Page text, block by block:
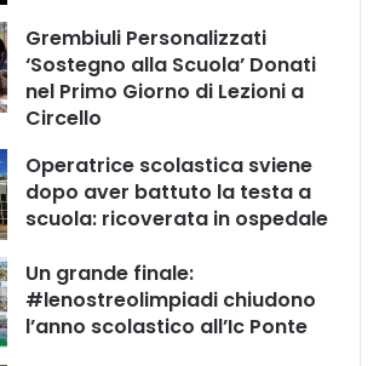
Grembiuli Personalizzati
‘Sostegno alla Scuola’ Donati
nel Primo Giorno di Lezioni a
Circello
Operatrice scolastica sviene
dopo aver battuto la testa a
scuola: ricoverata in ospedale
Un grande finale:
#lenostreolimpiadi chiudono
l’anno scolastico all’Ic Ponte